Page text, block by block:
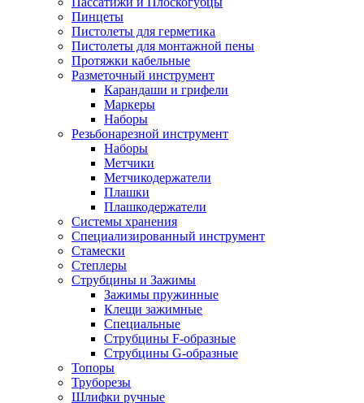
Пинцеты
Пистолеты для герметика
Пистолеты для монтажной пены
Протяжки кабельные
Разметочный инструмент
Карандаши и грифели
Маркеры
Наборы
Резьбонарезной инструмент
Наборы
Метчики
Метчикодержатели
Плашки
Плашкодержатели
Системы хранения
Специализированный инструмент
Стамески
Степлеры
Струбцины и Зажимы
Зажимы пружинные
Клещи зажимные
Специальные
Струбцины F-образные
Струбцины G-образные
Топоры
Труборезы
Шлифки ручные